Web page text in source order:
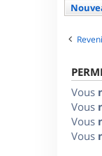
Vous
Vous
Vous
Vous